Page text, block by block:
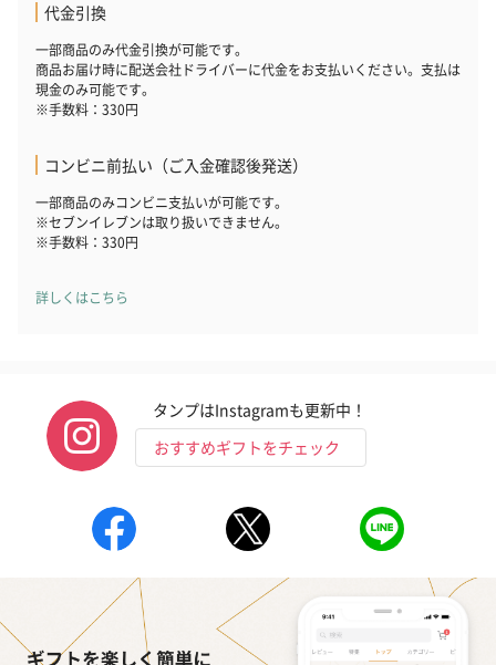
代金引換
一部商品のみ代金引換が可能です。
商品お届け時に配送会社ドライバーに代金をお支払いください。支払は
現金のみ可能です。
※手数料：330円
コンビニ前払い（ご入金確認後発送）
一部商品のみコンビニ支払いが可能です。
※セブンイレブンは取り扱いできません。
※手数料：330円
詳しくはこちら
タンプはInstagramも更新中！
おすすめギフトをチェック